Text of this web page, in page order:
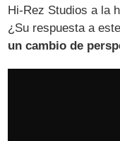
Hi-Rez Studios a la
¿Su respuesta a
un cambio de